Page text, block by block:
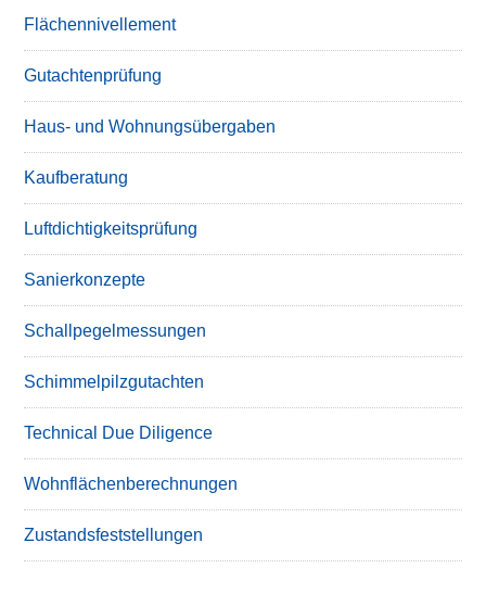
Flächennivellement
Gutachtenprüfung
Haus- und Wohnungsübergaben
Kaufberatung
Luftdichtigkeitsprüfung
Sanierkonzepte
Schallpegelmessungen
Schimmelpilzgutachten
Technical Due Diligence
Wohnflächenberechnungen
Zustandsfeststellungen